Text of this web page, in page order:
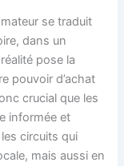
se traduit
dans un
pose la
pouvoir d’achat
crucial que les
informée et
circuits qui
mais aussi en